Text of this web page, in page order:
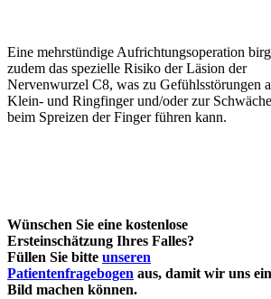
Eine mehrstündige Aufrichtungsoperation
zudem das spezielle Risiko der Läsion der
Nervenwurzel C8, was zu Gefühlsstörungen
Klein- und Ringfinger und/oder zur Schwäche
beim Spreizen der Finger führen kann.
Wünschen Sie eine kostenlose
Ersteinschätzung Ihres Falles?
Füllen Sie bitte unseren
Patientenfragebogen aus, damit wir uns ein
Bild machen können.